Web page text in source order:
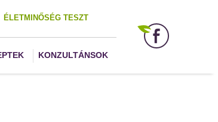
ÉLETMINŐSÉG TESZT
KONZULTÁNSOK